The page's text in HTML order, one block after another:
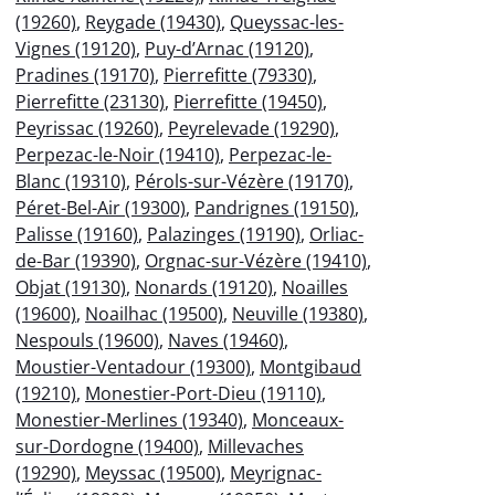
(19260), Reygade (19430), Queyssac-les-
Vignes (19120), Puy-d’Arnac (19120),
Pradines (19170), Pierrefitte (79330),
Pierrefitte (23130), Pierrefitte (19450),
Peyrissac (19260), Peyrelevade (19290),
Perpezac-le-Noir (19410), Perpezac-le-
Blanc (19310), Pérols-sur-Vézère (19170),
Péret-Bel-Air (19300), Pandrignes (19150),
Palisse (19160), Palazinges (19190), Orliac-
de-Bar (19390), Orgnac-sur-Vézère (19410),
Objat (19130), Nonards (19120), Noailles
(19600), Noailhac (19500), Neuville (19380),
Nespouls (19600), Naves (19460),
Moustier-Ventadour (19300), Montgibaud
(19210), Monestier-Port-Dieu (19110),
Monestier-Merlines (19340), Monceaux-
sur-Dordogne (19400), Millevaches
(19290), Meyssac (19500), Meyrignac-